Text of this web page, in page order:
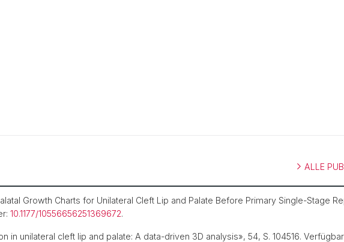
ALLE
Growth Charts for Unilateral Cleft Lip and Palate Before Primary Single-Stage
10.1177/10556656251369672.
in unilateral cleft lip and palate: A data-driven 3D analysis», 54, S. 104516.